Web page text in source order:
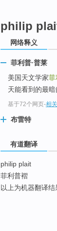
philip
网络释义
菲利普·普莱
美国天文学家菲
天能看到的最
基于72个网页-相
布雷特
有道翻译
philip plait
菲利普褶
以上为机器翻译